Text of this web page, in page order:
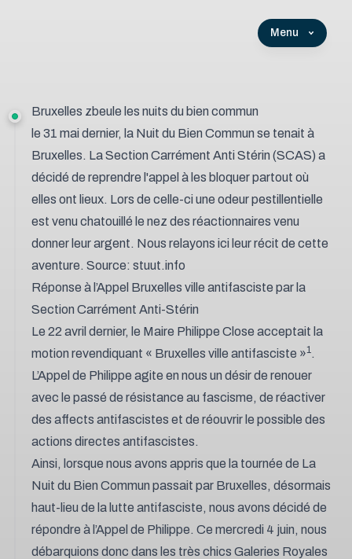
Bruxelles zbeule les nuits du bien commun
le 31 mai dernier, la Nuit du Bien Commun se tenait à
Bruxelles. La Section Carrément Anti Stérin (SCAS) a
décidé de reprendre l'appel à les bloquer partout où
elles ont lieux. Lors de celle-ci une odeur pestillentielle
est venu chatouillé le nez des réactionnaires venu
donner leur argent. Nous relayons ici leur récit de cette
aventure. Source: stuut.info
Réponse à l’Appel Bruxelles ville antifasciste par la
Section Carrément Anti-Stérin
Le 22 avril dernier, le Maire Philippe Close acceptait la
motion revendiquant « Bruxelles ville antifasciste »1.
L’Appel de Philippe agite en nous un désir de renouer
avec le passé de résistance au fascisme, de réactiver
des affects antifascistes et de réouvrir le possible des
actions directes antifascistes.
Ainsi, lorsque nous avons appris que la tournée de La
Nuit du Bien Commun passait par Bruxelles, désormais
haut-lieu de la lutte antifasciste, nous avons décidé de
répondre à l’Appel de Philippe. Ce mercredi 4 juin, nous
débarquions donc dans les très chics Galeries Royales
Menu